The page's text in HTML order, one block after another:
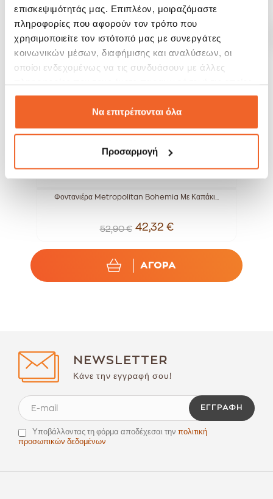
επισκεψιμότητάς μας. Επιπλέον, μοιραζόμαστε
πληροφορίες που αφορούν τον τρόπο που
χρησιμοποιείτε τον ιστότοπό μας με συνεργάτες
κοινωνικών μέσων, διαφήμισης και αναλύσεων, οι
οποίοι ενδεχομένως να τις συνδυάσουν με άλλες
έχουν συλλέξει σε σχέση με την από μέρους σας χρήση
των υπηρεσιών τους.Να επιτρέπονται όλα
Προσαρμογή
SALE!
-20%
Φοντανιέρα Metropolitan Bohemia Με Καπάκι...
52,90 € 42,32 €
ΑΓΟΡΑ
NEWSLETTER
Κάνε την εγγραφή σου!
ΕΓΓΡΑΦΉ
Υποβάλλοντας τη φόρμα αποδέχεσαι την πολιτική
προσωπικών δεδομένων